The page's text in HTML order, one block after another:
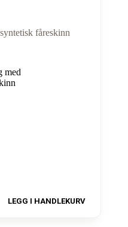
fåreskinn
LEGG I HANDLEKURV